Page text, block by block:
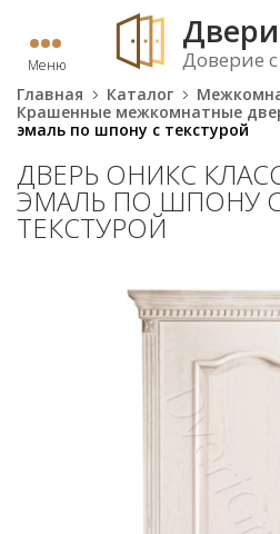
Меню Доверие
Главная Каталог
Крашенные межкомнатные
эмаль по шпону с текстурой
ДВЕРЬ ОНИКС
ЭМАЛЬ ПО ШПОНУ
ТЕКСТУРОЙ